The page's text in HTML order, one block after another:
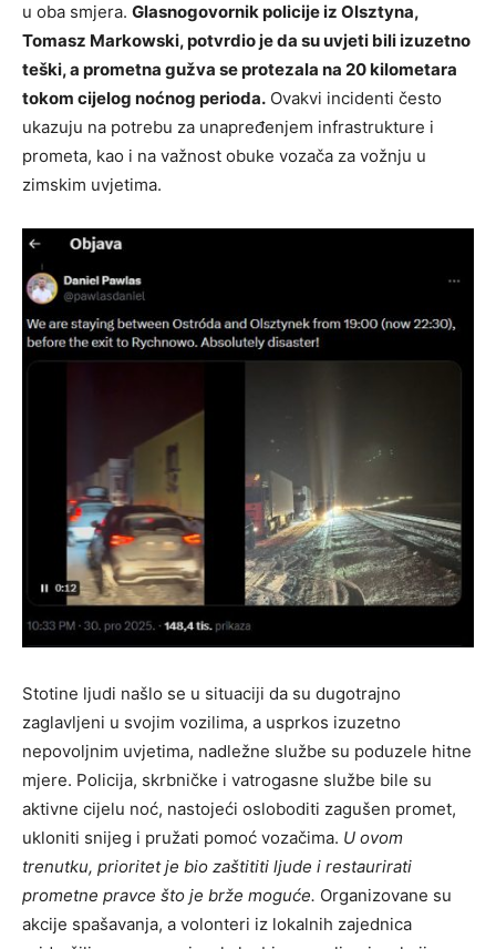
u oba smjera. Glasnogovornik policije iz Olsztyna,
Tomasz Markowski, potvrdio je da su uvjeti bili izuzetno
teški, a prometna gužva se protezala na 20 kilometara
tokom cijelog noćnog perioda. Ovakvi incidenti često
ukazuju na potrebu za unapređenjem infrastrukture i
prometa, kao i na važnost obuke vozača za vožnju u
zimskim uvjetima.
Stotine ljudi našlo se u situaciji da su dugotrajno
zaglavljeni u svojim vozilima, a usprkos izuzetno
nepovoljnim uvjetima, nadležne službe su poduzele hitne
mjere. Policija, skrbničke i vatrogasne službe bile su
aktivne cijelu noć, nastojeći osloboditi zagušen promet,
ukloniti snijeg i pružati pomoć vozačima. U ovom
trenutku, prioritet je bio zaštititi ljude i restaurirati
prometne pravce što je brže moguće. Organizovane su
akcije spašavanja, a volonteri iz lokalnih zajednica